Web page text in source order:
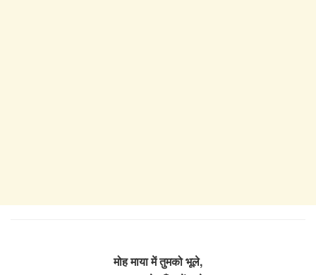
मोह माया में तुमको भूले,